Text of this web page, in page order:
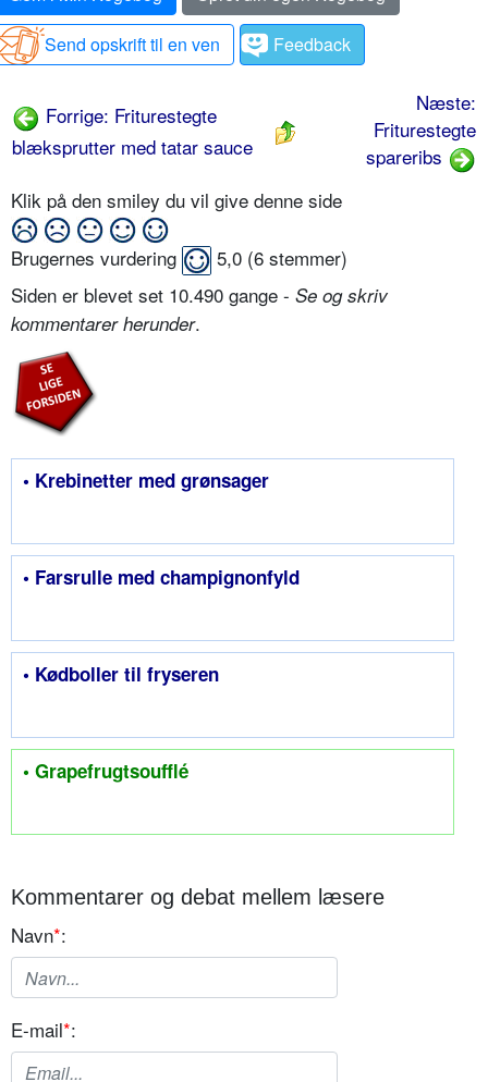
Send opskrift til en ven
Feedback
Forrige: Friturestegte
blæksprutter med tatar sauce
Næste:
Friturestegte
spareribs
Klik på den smiley du vil give denne side
Brugernes vurdering 5,0 (6 stemmer)
Siden er blevet set 10.490 gange - Se og skriv
kommentarer herunder.
• Krebinetter med grønsager
• Farsrulle med champignonfyld
• Kødboller til fryseren
• Grapefrugtsoufflé
Kommentarer og debat mellem læsere
Navn*:
E-mail*: